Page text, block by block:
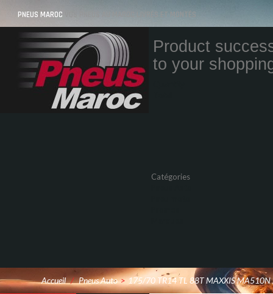
PNEUS MAROC VOS PNEUS AU MAROC LIVRÉS ET MONTÉS
Product
to your
Catégories
Accueil / Pneus Auto > 175/70 TR14 TL 88T MAXXIS MA510N